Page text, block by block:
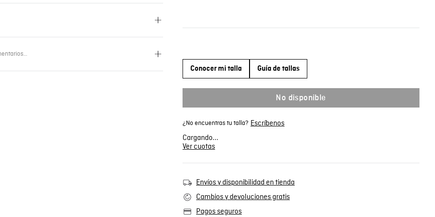
Conocer mi talla Guía de tallas
No disponible
¿No encuentras tu talla? Escríbenos
Cargando...
Ver cuotas
Envíos y disponibilidad en tienda
Cambios y devoluciones gratis
Pagos seguros